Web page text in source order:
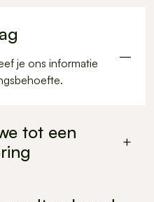
je ons informatie
–
tot een
passend zijn bij
+